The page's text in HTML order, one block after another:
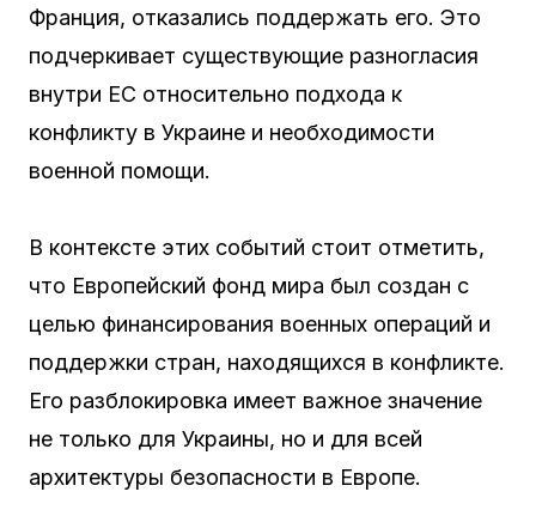
Франция, отказались поддержать его. Это
подчеркивает существующие разногласия
внутри ЕС относительно подхода к
конфликту в Украине и необходимости
военной помощи.
В контексте этих событий стоит отметить,
что Европейский фонд мира был создан с
целью финансирования военных операций и
поддержки стран, находящихся в конфликте.
Его разблокировка имеет важное значение
не только для Украины, но и для всей
архитектуры безопасности в Европе.